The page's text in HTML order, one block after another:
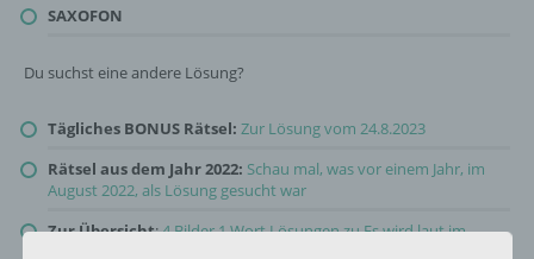
SAXOFON
Du suchst eine andere Lösung?
Tägliches BONUS Rätsel: Zur Lösung vom 24.8.2023
Rätsel aus dem Jahr 2022: Schau mal, was vor einem Jahr, im
August 2022, als Lösung gesucht war
Zur Übersicht:4 Bilder 1 Wort Lösungen zu Es wird laut im